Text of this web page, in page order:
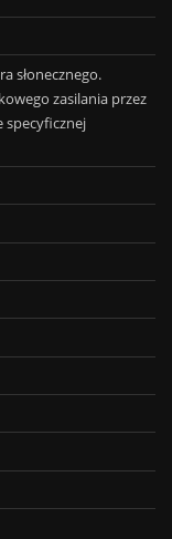
słonecznego.
zasilania przez
specyficznej